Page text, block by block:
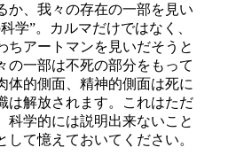
か、我々の存在の一部を見い
学”。カルマだけではなく、
ちアートマンを見いだそうと
の一部は不死の部分をもって
体的側面、精神的側面は死に
は解放されます。これはただ
科学的には説明出来ないこと
して憶えておいてください。